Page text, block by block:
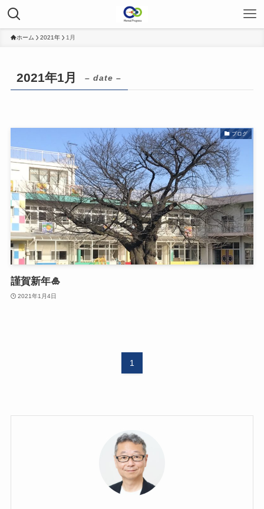
ホーム 2021年 1月
2021年1月 – date –
ブログ
謹賀新年🎍
2021年1月4日
1